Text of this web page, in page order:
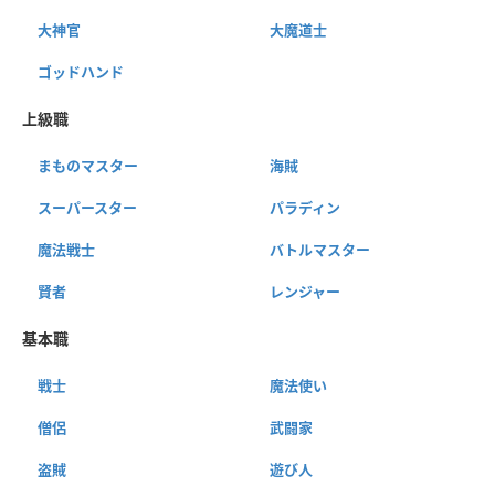
大神官 大魔道士
ゴッドハンド
上級職
まものマスター 海賊
スーパースター パラディン
魔法戦士 バトルマスター
賢者 レンジャー
基本職
戦士 魔法使い
僧侶 武闘家
盗賊 遊び人